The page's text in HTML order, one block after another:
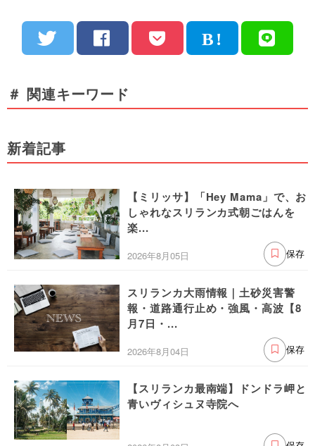
＃ 関連キーワード
新着記事
【ミリッサ】「Hey Mama」で、お
しゃれなスリランカ式朝ごはんを
楽...
2026年8月05日 保存
スリランカ大雨情報｜土砂災害警
報・道路通行止め・強風・高波【8
月7日・...
2026年8月04日 保存
【スリランカ最南端】ドンドラ岬と
青いヴィシュヌ寺院へ